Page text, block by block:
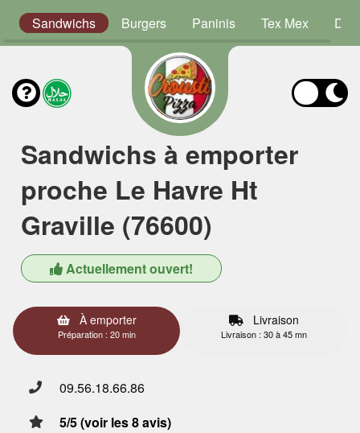
Sandwichs Burgers Paninis Tex Mex
Sandwichs à emporter
proche Le Havre Ht
Graville (76600)
Actuellement ouvert!
À emporter
Préparation : 20 min
Livraison
Livraison : 30 à 45 mn
09.56.18.66.86
5/5 (voir les 8 avis)